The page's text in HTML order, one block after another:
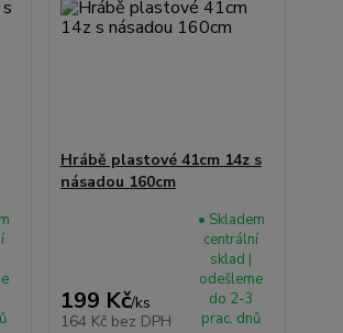
Hrábě plastové 41cm 14z s
násadou 160cm
199 Kč/ks
164 Kč bez DPH
• Skladem
centrální
sklad |
odešleme
do 2-3
prac. dnů